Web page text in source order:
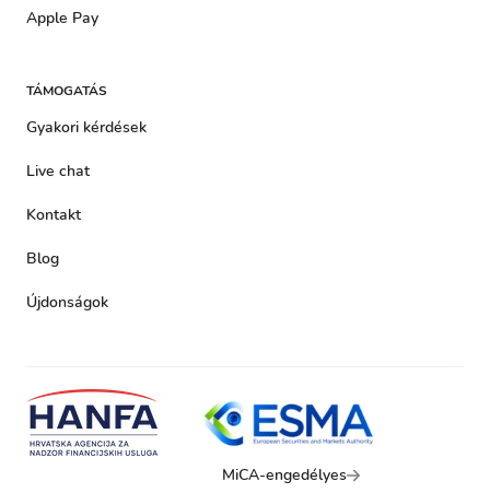
Apple Pay
TÁMOGATÁS
Gyakori kérdések
Live chat
Kontakt
Blog
Újdonságok
MiCA-engedélyes